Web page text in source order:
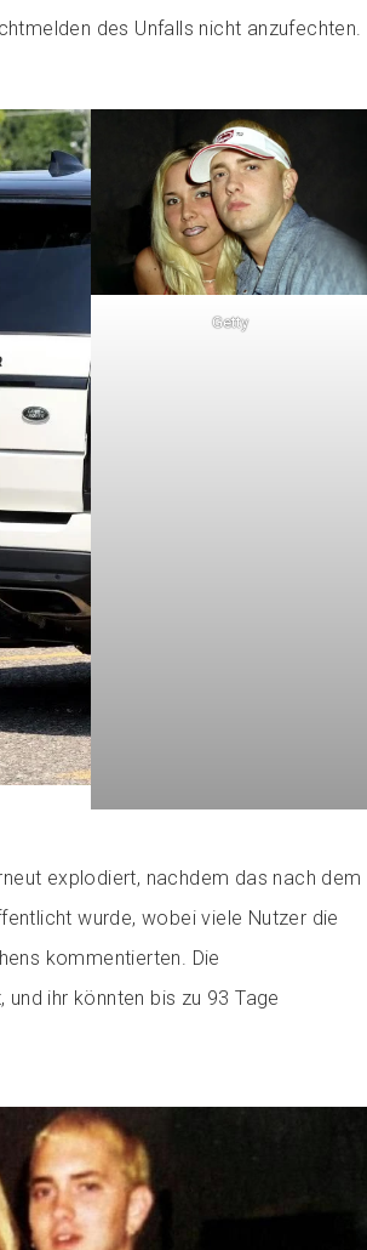
des Unfalls nicht anzufechten.
Getty
explodiert, nachdem das nach dem
wurde, wobei viele Nutzer die
kommentierten. Die
ihr könnten bis zu 93 Tage